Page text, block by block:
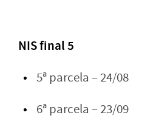
NIS final 5
5ª parcela – 24/08
6ª parcela – 23/09